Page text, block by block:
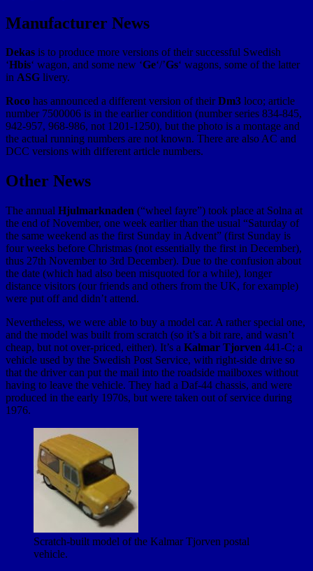
Manufacturer News
Dekas is to produce more versions of their successful Swedish
‘Hbis‘ wagon, and some new ‘Ge‘/’Gs‘ wagons, some of the latter
in ASG livery.
Roco has announced a different version of theirDm3 loco; article
number 7500006 is in the earlier condition (number series 834-845,
942-957, 968-986, not 1201-1250), but the photo is a montage and
the actual running numbers are not known. There are also AC and
DCC versions with different article numbers.
Other News
The annual Hjulmarknaden (“wheel fayre”) took place at Solna at
the end of November, one week earlier than the usual “Saturday of
the same weekend as the first Sunday in Advent” (first Sunday is
four weeks before Christmas (not essentially the first in December),
thus 27th November to 3rd December). Due to the confusion about
the date (which had also been misquoted for a while), longer
distance visitors (our friends and others from the UK, for example)
were put off and didn’t attend.
Nevertheless, we were able to buy a model car. A rather special one,
and the model was built from scratch (so it’s a bit rare, and wasn’t
cheap, but not over-priced, either). It’s a Kalmar Tjorven 441-C; a
vehicle used by the Swedish Post Service, with right-side drive so
that the driver can put the mail into the roadside mailboxes without
having to leave the vehicle. They had a Daf-44 chassis, and were
produced in the early 1970s, but were taken out of service during
1976.
Scratch-built model of the Kalmar Tjorven postal
vehicle.